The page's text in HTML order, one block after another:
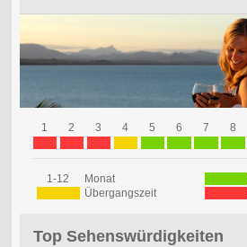
1 2 3 4 5 6 7 8
1-12 Monat
Übergangszeit
Top Sehenswürdigkeiten